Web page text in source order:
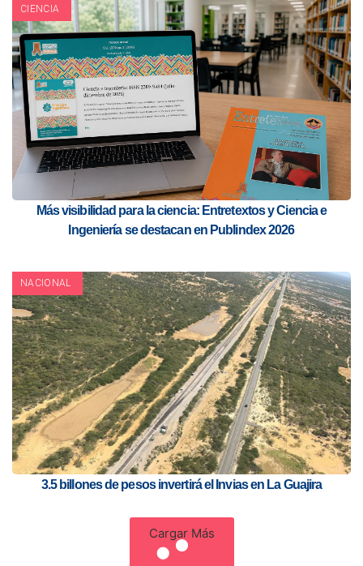
CIENCIA
Más visibilidad para la ciencia: Entretextos y Ciencia e
Ingeniería se destacan en Publindex 2026
NACIONAL
3.5 billones de pesos invertirá el Invias en La Guajira
Cargar Más